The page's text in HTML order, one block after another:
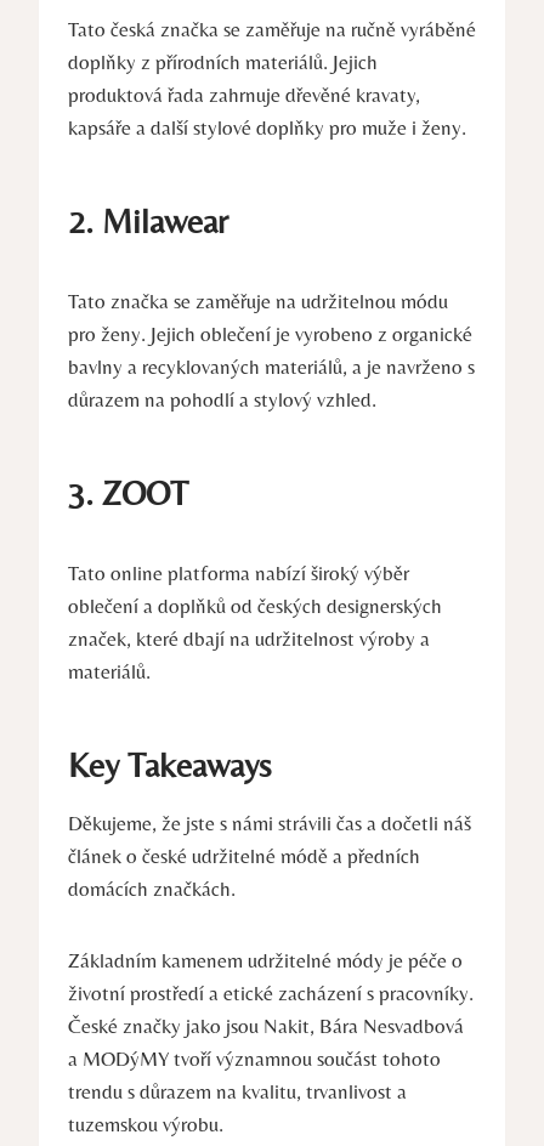
Tato česká značka se zaměřuje na ručně vyráběné
doplňky z přírodních materiálů. Jejich
produktová řada zahrnuje dřevěné kravaty,
kapsáře a další stylové doplňky pro muže i ženy.
2. Milawear
Tato značka se zaměřuje na udržitelnou módu
pro ženy. Jejich oblečení je vyrobeno z organické
bavlny a recyklovaných materiálů, a je navrženo s
důrazem na pohodlí a stylový vzhled.
3. ZOOT
Tato online platforma nabízí široký výběr
oblečení a doplňků od českých designerských
značek, které dbají na udržitelnost výroby a
materiálů.
Key Takeaways
Děkujeme, že jste s námi strávili čas a dočetli náš
článek o české udržitelné módě a předních
domácích značkách.
Základním kamenem udržitelné módy je péče o
životní prostředí a etické zacházení s pracovníky.
České značky jako jsou Nakit, Bára Nesvadbová
a MODýMY tvoří významnou součást tohoto
trendu s důrazem na kvalitu, trvanlivost a
tuzemskou výrobu.